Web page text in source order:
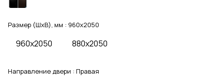
Размер (ШхВ), мм : 960x2050
960x2050 880x2050
Направление двери : Правая